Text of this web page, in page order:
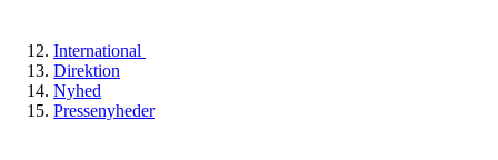
International
Direktion
Nyhed
Pressenyheder